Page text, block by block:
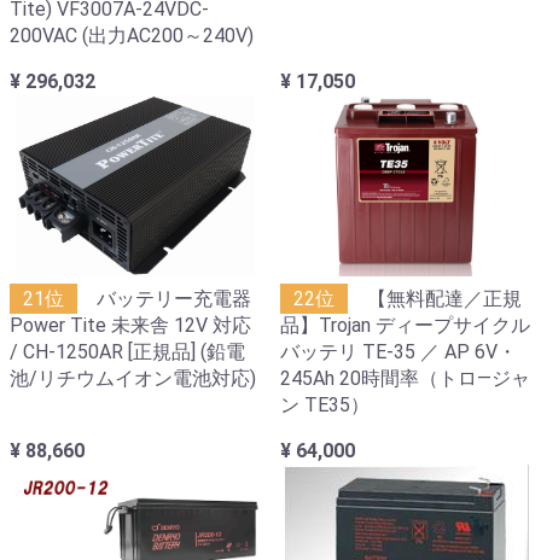
Tite) VF3007A-24VDC-
200VAC (出力AC200～240V)
¥ 296,032
¥ 17,050
21位
バッテリー充電器
Power Tite 未来舎 12V 対応
/ CH-1250AR [正規品] (鉛電
池/リチウムイオン電池対応)
¥ 88,660
22位
【無料配達／正規
品】Trojan ディープサイクル
バッテリ TE-35 ／ AP 6V・
245Ah 20時間率（トロ―ジャ
ン TE35）
¥ 64,000